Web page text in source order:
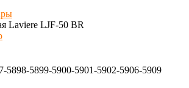
Laviere LJF-50 BR
5898-5899-5900-5901-5902-5906-5909